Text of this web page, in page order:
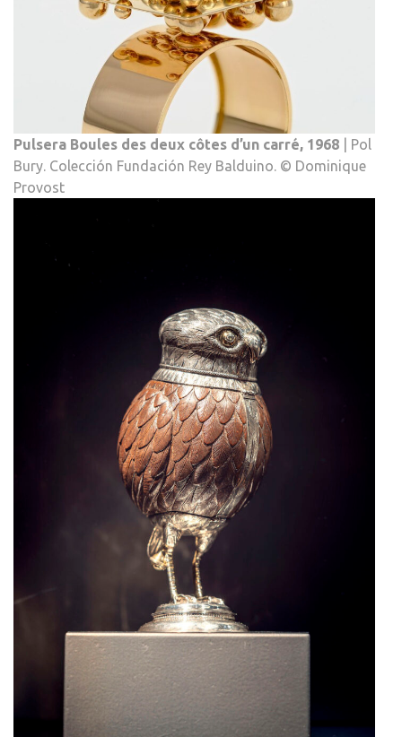
Pulsera Boules des deux côtes d’un carré, 1968 | Pol
Bury. Colección Fundación Rey Balduino. © Dominique
Provost